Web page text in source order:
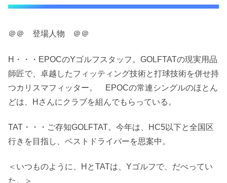
＠＠ 登場人物 ＠＠
H・・・EPOCのYゴルフスタッフ。GOLFTATの現実用品
師匠で、卓越したフィッティング技術と打球技術を併せ持
つカリスマフィッター。 EPOCの常連シングルのほとん
どは、Hさんにクラブを組んでもらっている。
TAT・・・ご存知GOLFTAT。今年は、HC5以下と全国区
行きを目指し、ベストドライバーを思案中。
＜いつものように、HとTATは、Yゴルフで、だべってい
た。＞